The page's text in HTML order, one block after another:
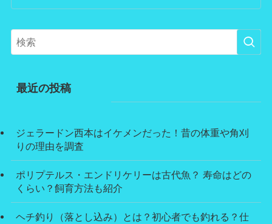
最近の投稿
ジェラードン西本はイケメンだった！昔の体重や角刈
りの理由を調査
ポリプテルス・エンドリケリーは古代魚？ 寿命はどの
くらい？飼育方法も紹介
ヘチ釣り（落とし込み）とは？初心者でも釣れる？仕